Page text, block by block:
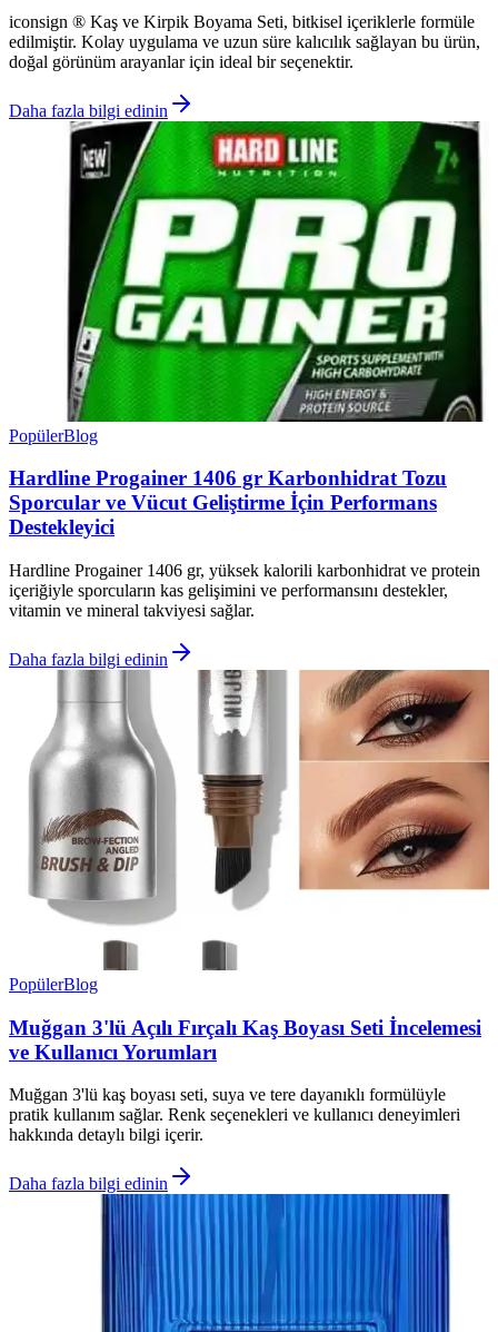
iconsign ® Kaş ve Kirpik Boyama Seti, bitkisel içeriklerle formüle
edilmiştir. Kolay uygulama ve uzun süre kalıcılık sağlayan bu ürün,
doğal görünüm arayanlar için ideal bir seçenektir.
Daha fazla bilgi edinin
PopülerBlog
Hardline Progainer 1406 gr Karbonhidrat Tozu
Sporcular ve Vücut Geliştirme İçin Performans
Destekleyici
Hardline Progainer 1406 gr, yüksek kalorili karbonhidrat ve protein
içeriğiyle sporcuların kas gelişimini ve performansını destekler,
vitamin ve mineral takviyesi sağlar.
Daha fazla bilgi edinin
PopülerBlog
Muğgan 3'lü Açılı Fırçalı Kaş Boyası Seti İncelemesi
ve Kullanıcı Yorumları
Muğgan 3'lü kaş boyası seti, suya ve tere dayanıklı formülüyle
pratik kullanım sağlar. Renk seçenekleri ve kullanıcı deneyimleri
hakkında detaylı bilgi içerir.
Daha fazla bilgi edinin